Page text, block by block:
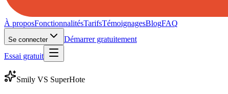
À proposFonctionnalitésTarifsTémoignagesBlogFAQ
Se connecter
Démarrer gratuitement
Essai gratuit
Smily VS SuperHote